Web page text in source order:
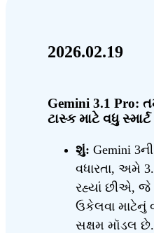
2026.02.19
Gemini 3.1 Pro:
ટાસ્ક માટે વધુ
શું: Gemini
વધારતા, અમે
રહ્યાં છીએ,
ઉકેલવા માટેનું
સક્ષમ મૉડલ